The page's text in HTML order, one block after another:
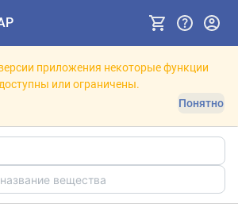
приложения некоторые функции
или ограничены.
Понятно